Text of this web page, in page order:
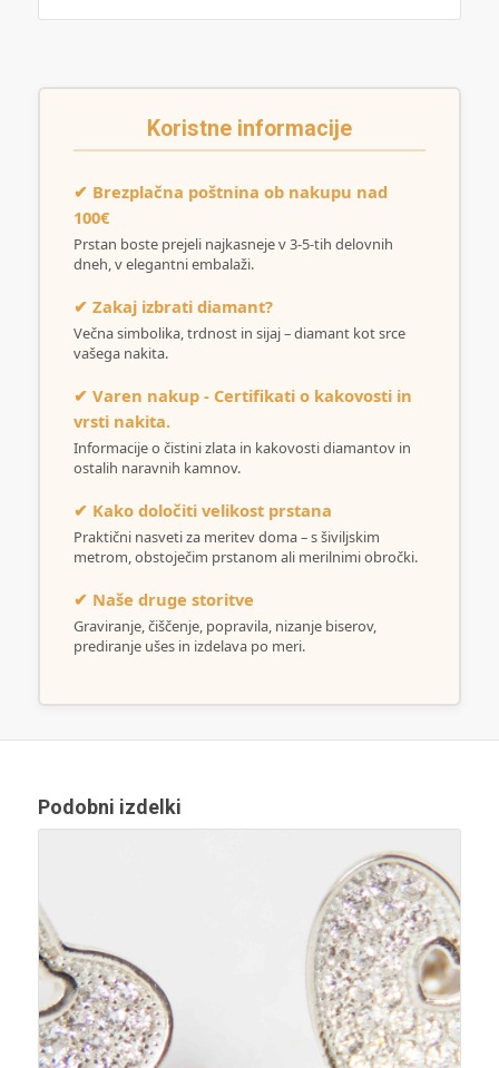
Koristne informacije
✔ Brezplačna poštnina ob nakupu nad
100€
Prstan boste prejeli najkasneje v 3-5-tih delovnih
dneh, v elegantni embalaži.
✔ Zakaj izbrati diamant?
Večna simbolika, trdnost in sijaj – diamant kot srce
vašega nakita.
✔ Varen nakup - Certifikati o kakovosti in
vrsti nakita.
Informacije o čistini zlata in kakovosti diamantov in
ostalih naravnih kamnov.
✔ Kako določiti velikost prstana
Praktični nasveti za meritev doma – s šiviljskim
metrom, obstoječim prstanom ali merilnimi obročki.
✔ Naše druge storitve
Graviranje, čiščenje, popravila, nizanje biserov,
prediranje ušes in izdelava po meri.
Podobni izdelki